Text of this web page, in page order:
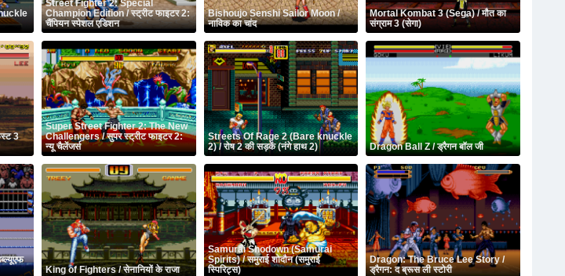
Street Fighter 2: Special
Champion Edition / स्ट्रीट फाइटर 2:
चैंपियन स्पेशल एडिशन
Bishoujo Senshi Sailor Moon /
नाविक का चांद
Mortal Kombat 3 (Sega) / मौत का
संग्राम 3 (सेगा)
3
Super Street Fighter 2: The New
Challengers / सुपर स्ट्रीट फाइटर 2:
न्यू चैलेंजर्स
Streets Of Rage 2 (Bare knuckle
2) / रोष 2 की सड़कें (नंगे हाथ 2)
Dragon Ball Z / ड्रैगन बॉल जी
King of Fighters / सेनानियों के राजा
Samurai Shodown (Samurai
Spirits) / समुराई शोदौन (समुराई
स्पिरिट्स)
Dragon: The Bruce Lee Story /
ड्रैगन: द ब्रूस ली स्टोरी